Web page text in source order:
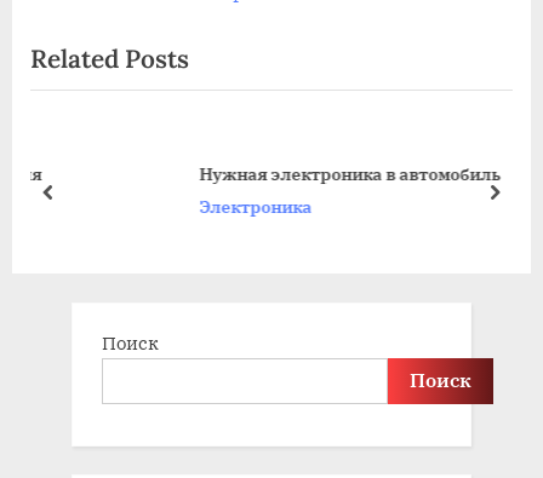
записям
v
i
s
x
t
Related Posts
Нужная электроника в автомобиль
Электроника
prev next
Поиск
Поиск